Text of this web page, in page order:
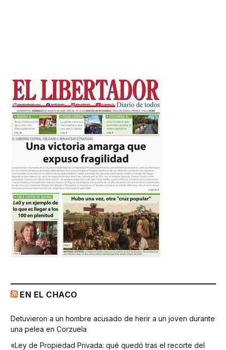
EN EL CHACO
Detuvieron a un hombre acusado de herir a un joven durante
una pelea en Corzuela
«Ley de Propiedad Privada: qué quedó tras el recorte del